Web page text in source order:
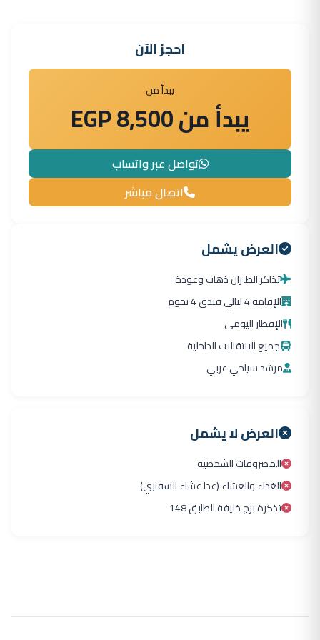
احجز الآن
يبدأ من
يبدأ من 8,500 EGP
تواصل عبر واتساب
اتصال مباشر
العرض يشمل
تذاكر الطيران ذهاب وعودة
الإقامة 4 ليالي فندق 4 نجوم
الإفطار اليومي
جميع الانتقالات الداخلية
مرشد سياحي عربي
العرض لا يشمل
المصروفات الشخصية
الغداء والعشاء (عدا عشاء السفاري)
تذكرة برج خليفة الطابق 148